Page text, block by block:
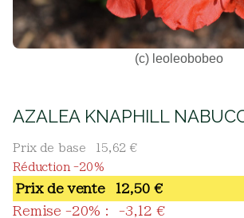
(c) leoleobobeo
AZALEA KNAPHILL
Prix de base
15,62 €
Réduction -20%
Prix ​​de vente
12,50 €
Remise -20% :
-3,12 €